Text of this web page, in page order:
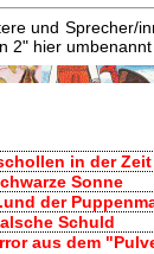
und Sprecher/
2" hier
in der Zeit
Sonne
der
Schuld
aus dem